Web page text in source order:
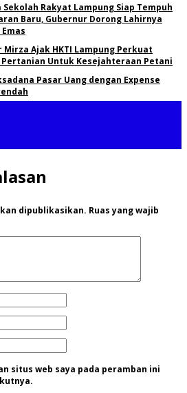
Sekolah Rakyat Lampung Siap Tempuh
Baru, Gubernur Dorong Lahirnya
Mirza Ajak HKTI Lampung Perkuat
Untuk Kesejahteraan Petani
Pasar Uang dengan Expense
dipublikasikan. Ruas yang wajib
situs web saya pada peramban ini